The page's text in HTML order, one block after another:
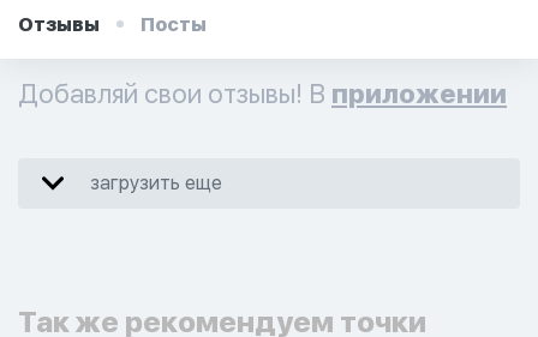
Отзывы Посты
Добавляй свои отзывы! В приложении
загрузить еще
Так же рекомендуем точки